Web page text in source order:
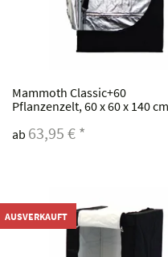
Mammoth Classic+60
Pflanzenzelt, 60 x 60 x 140 cm
ab 63,95 € *
AUSVERKAUFT